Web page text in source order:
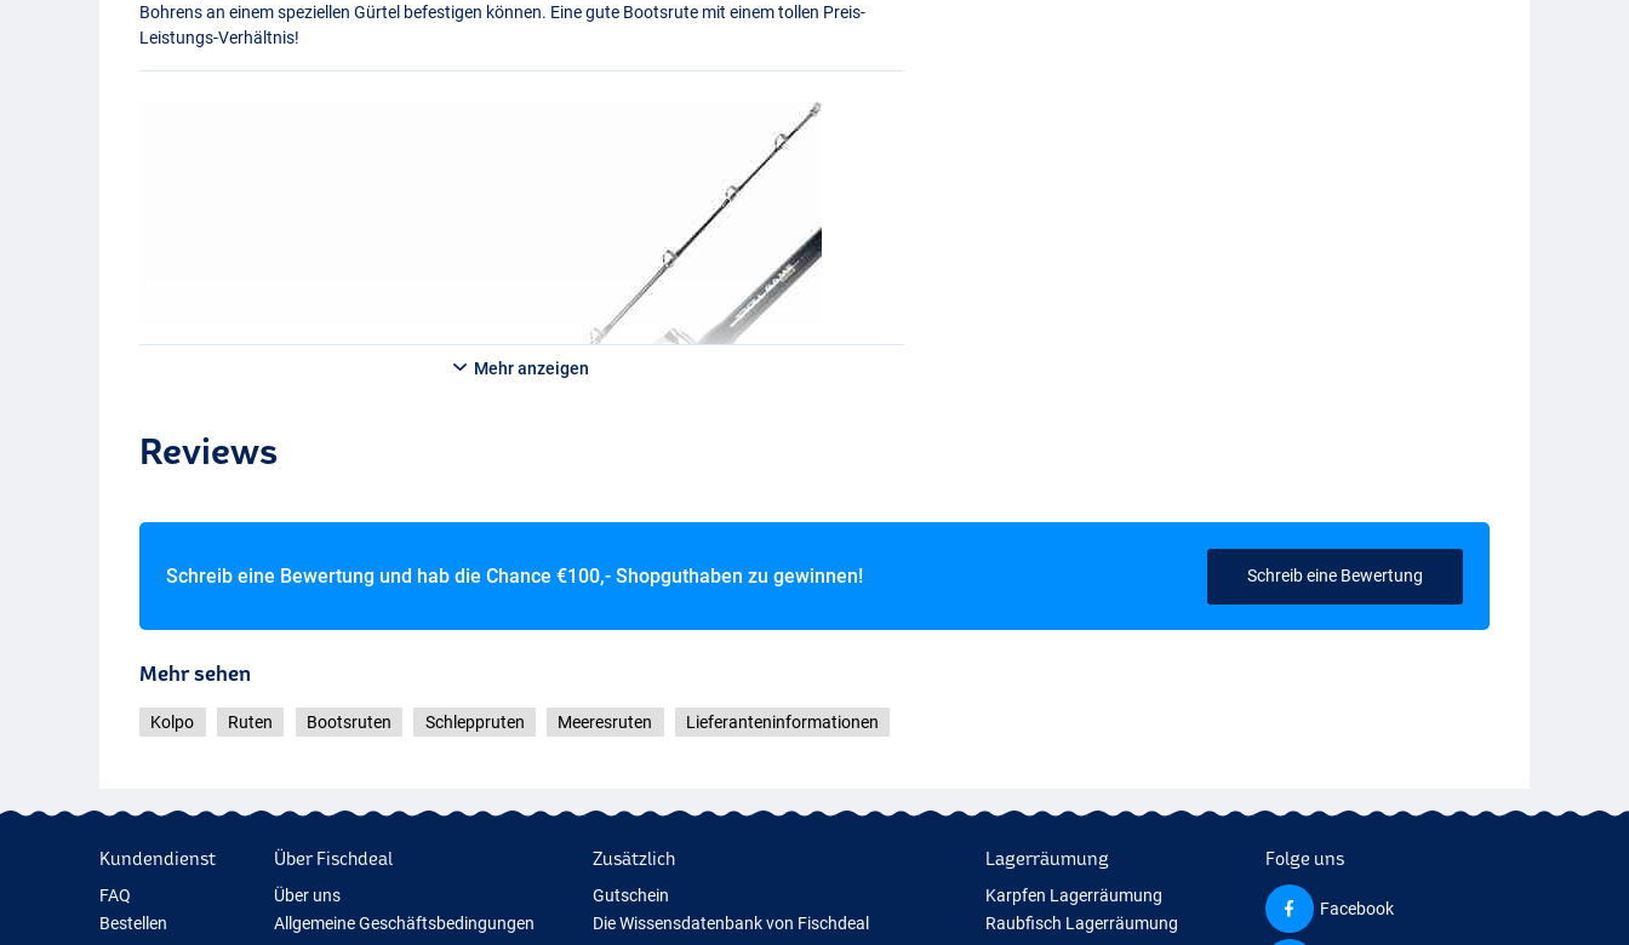
Bohrens an einem speziellen Gürtel befestigen können. Eine gute Bootsrute mit einem tollen Preis-
Leistungs-Verhältnis!
Mehr anzeigen
Reviews
Schreib eine Bewertung und hab die Chance €100,- Shopguthaben zu gewinnen! Schreib eine Bewertung
Mehr sehen
Kolpo Ruten Bootsruten Schleppruten Meeresruten Lieferanteninformationen
Kundendienst
FAQ
Bestellen
Über Fischdeal
Über uns
Allgemeine Geschäftsbedingungen
Zusätzlich
Gutschein
Die Wissensdatenbank von Fischdeal
Lagerräumung
Karpfen Lagerräumung
Raubfisch Lagerräumung
Folge uns
Facebook